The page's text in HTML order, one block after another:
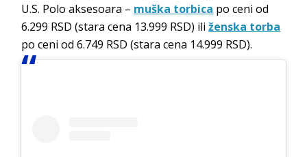
U.S. Polo aksesoara – muška torbica po ceni od
6.299 RSD (stara cena 13.999 RSD) iliženska torba
po ceni od 6.749 RSD (stara cena 14.999 RSD).